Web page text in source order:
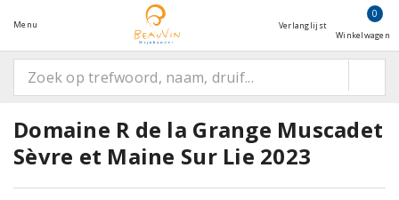
Menu Verlanglijst
0
Winkelwagen
Domaine R de la Grange Muscadet
Sèvre et Maine Sur Lie 2023